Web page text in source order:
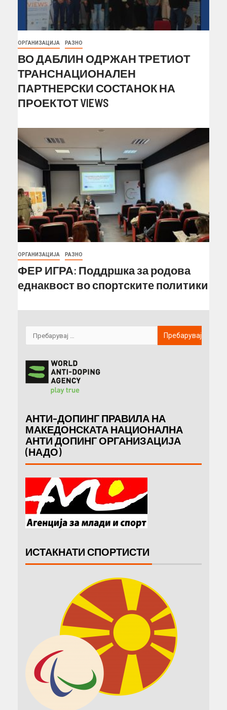
ОРГАНИЗАЦИЈА РАЗНО
ВО ДАБЛИН ОДРЖАН ТРЕТИОТ
ТРАНСНАЦИОНАЛЕН
ПАРТНЕРСКИ СОСТАНОК НА
ПРОЕКТОТ VIEWS
ОРГАНИЗАЦИЈА РАЗНО
ФЕР ИГРА: Поддршка за родова
еднаквост во спортските политики
АНТИ-ДОПИНГ ПРАВИЛА НА
МАКЕДОНСКАТА НАЦИОНАЛНА
АНТИ ДОПИНГ ОРГАНИЗАЦИЈА
(НАДО)
ИСТАКНАТИ СПОРТИСТИ